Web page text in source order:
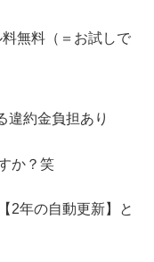
無料（＝お試しで
違約金負担あり
か？笑
2年の自動更新】と